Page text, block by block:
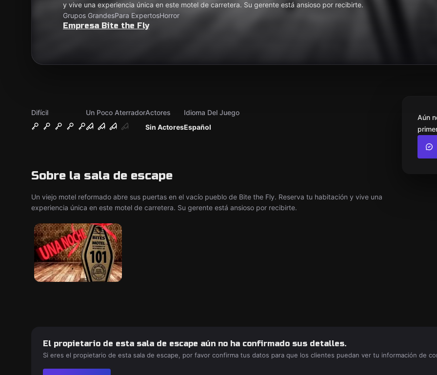
y vive una experiencia única en este motel de carretera. Su gerente está ansioso por recibirte.
Grupos GrandesPara ExpertosHorror
Empresa Bite the Fly
Difícil
Un Poco Aterrador
Sin Actores
Actores
Español
Idioma Del Juego
Sobre la sala de escape
Un viejo motel reformado abre sus puertas en el vacío pueblo de Bite the Fly. Reserva tu habitación y vive una
experiencia única en este motel de carretera. Su gerente está ansioso por recibirte.
Aún
El propietario de esta sala de escape aún no ha confirmado sus detalles.
Si eres el propietario de esta sala de escape, por favor confirma tus datos para que los clientes puedan ver tu información de